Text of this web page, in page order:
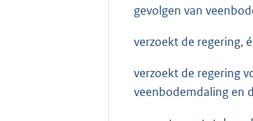
gevolgen van
verzoekt de regering,
verzoekt de regering
veenbodemdaling en